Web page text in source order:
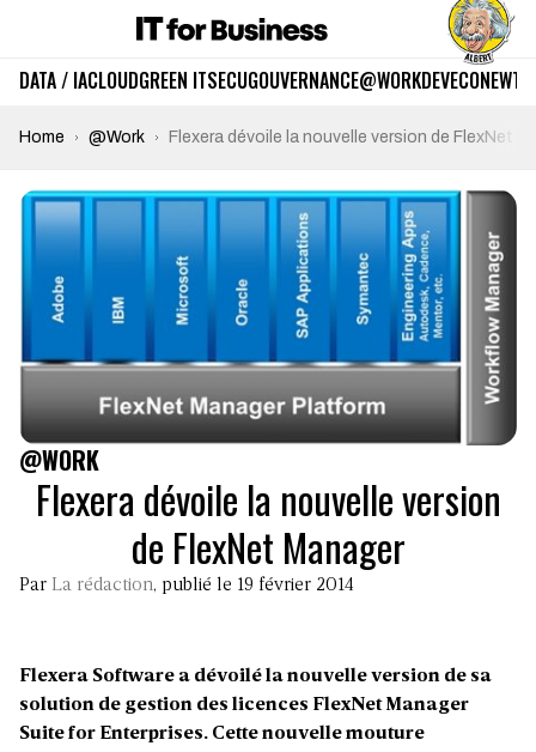
DATA / IACLOUDGREEN ITSECUGOUVERNANCE@WORKDEVECO
Home @Work Flexera dévoile la nouvelle version de FlexNet
@WORK
Flexera dévoile la nouvelle version
de FlexNet Manager
Par La rédaction, publié le 19 février 2014
Flexera Software a dévoilé la nouvelle version de sa
solution de gestion des licences FlexNet Manager
Suite for Enterprises. Cette nouvelle mouture